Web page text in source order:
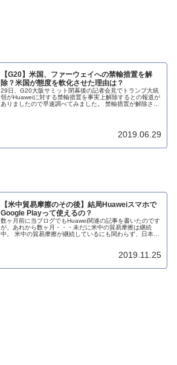
【G20】米国、ファーウェイへの禁輸措置を解
除？米国が態度を軟化させた理由は？
29日、G20大阪サミット閉幕後の記者会見でトランプ大統
領がHuaweiに対する禁輸措置を事実上解除するとの報道が
ありましたので早速調べてみました。 禁輸措置が解除され
2019.06.29
【米中貿易摩擦のその後】結局Huaweiスマホで
Google Playって使えるの？
数ヶ月前に当ブログでもHuawei関連の記事を書いたのです
が、あれから数ヶ月・・・未だに米中の貿易摩擦は継続
中。 米中の貿易摩擦が継続しているにも関わらず、日本国
2019.11.25